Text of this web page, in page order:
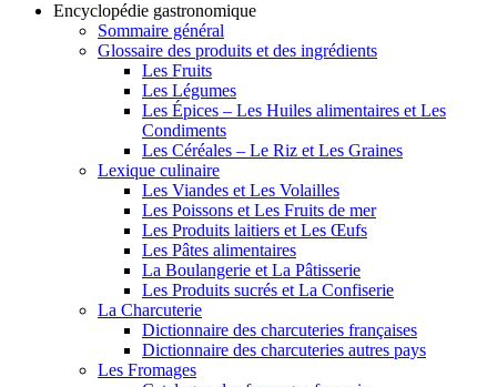
Encyclopédie gastronomique
Sommaire général
Glossaire des produits et des ingrédients
Les Fruits
Les Légumes
Les Épices – Les Huiles alimentaires et Les
Condiments
Les Céréales – Le Riz et Les Graines
Lexique culinaire
Les Viandes et Les Volailles
Les Poissons et Les Fruits de mer
Les Produits laitiers et Les Œufs
Les Pâtes alimentaires
La Boulangerie et La Pâtisserie
Les Produits sucrés et La Confiserie
La Charcuterie
Dictionnaire des charcuteries françaises
Dictionnaire des charcuteries autres pays
Les Fromages